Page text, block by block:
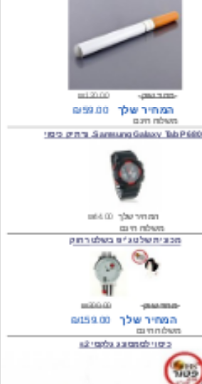
₪120.00
משלוח חינם
Samsung Galaxy Tab P6800, נרתיק כיסוי
המחיר שלך
משלוח חינם
₪300.00 מחיר שוק
₪159.00
כיסוי לסמסונג גלקסי s2